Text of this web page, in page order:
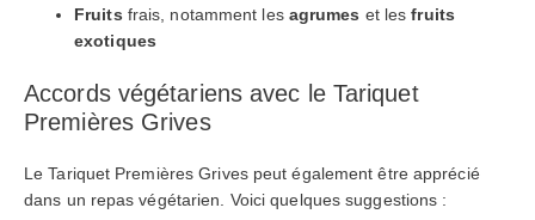
Fruits frais, notamment les agrumes et lesfruits
exotiques
Accords végétariens avec le Tariquet
Premières Grives
Le Tariquet Premières Grives peut également être apprécié
dans un repas végétarien. Voici quelques suggestions :